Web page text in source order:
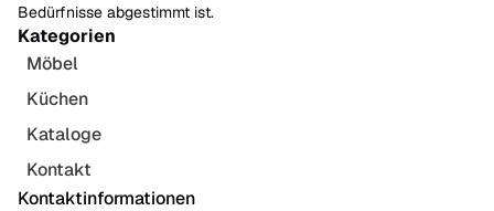
Bedürfnisse abgestimmt ist.
Kategorien
Möbel
Küchen
Kataloge
Kontakt
Kontaktinformationen